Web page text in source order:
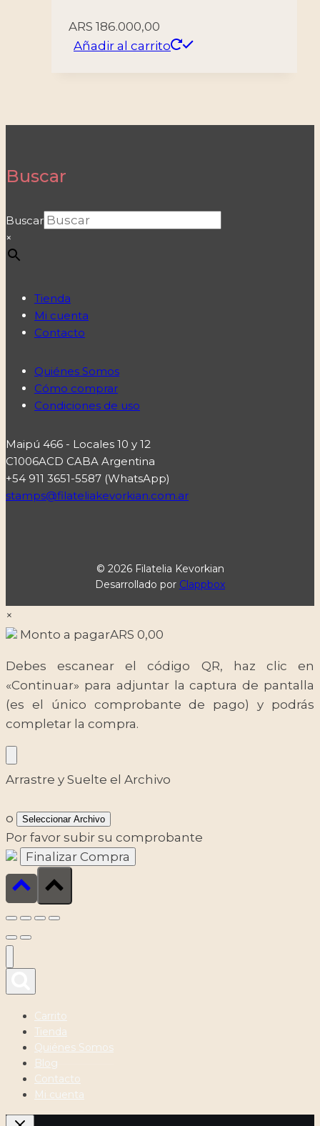
ARS 186.000,00
Añadir al carrito
Buscar
Buscar
×
Tienda
Mi cuenta
Contacto
Quiénes Somos
Cómo comprar
Condiciones de uso
Maipú 466 - Locales 10 y 12
C1006ACD CABA Argentina
+54 911 3651-5587 (WhatsApp)
stamps@filateliakevorkian.com.ar
© 2026 Filatelia Kevorkian
Desarrollado por Clappbox
×
Monto a pagarARS 0,00
Debes escanear el código QR, haz clic en
«Continuar» para adjuntar la captura de pantalla
(es el único comprobante de pago) y podrás
completar la compra.
Arrastre y Suelte el Archivo
o Seleccionar Archivo
Por favor subir su comprobante
Carrito
Tienda
Quiénes Somos
Blog
Contacto
Mi cuenta